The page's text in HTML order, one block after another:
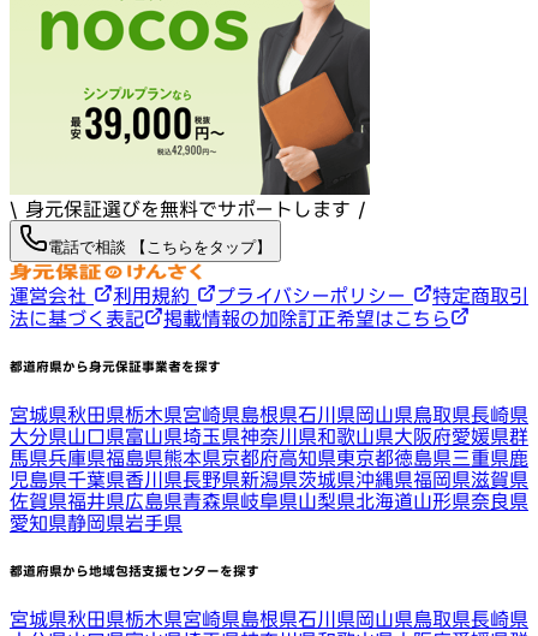
\ 身元保証選びを無料でサポートします /
電話で相談 【こちらをタップ】
運営会社 利用規約 プライバシーポリシー
特定商取引
法に基づく表記
掲載情報の加除訂正希望はこちら
都道府県から身元保証事業者を探す
宮城県秋田県栃木県宮崎県島根県石川県岡山県鳥取県長崎県
大分県山口県富山県埼玉県神奈川県和歌山県大阪府愛媛県群
馬県兵庫県福島県熊本県京都府高知県東京都徳島県三重県鹿
児島県千葉県香川県長野県新潟県茨城県沖縄県福岡県滋賀県
佐賀県福井県広島県青森県岐阜県山梨県北海道山形県奈良県
愛知県静岡県岩手県
都道府県から地域包括支援センターを探す
宮城県秋田県栃木県宮崎県島根県石川県岡山県鳥取県長崎県